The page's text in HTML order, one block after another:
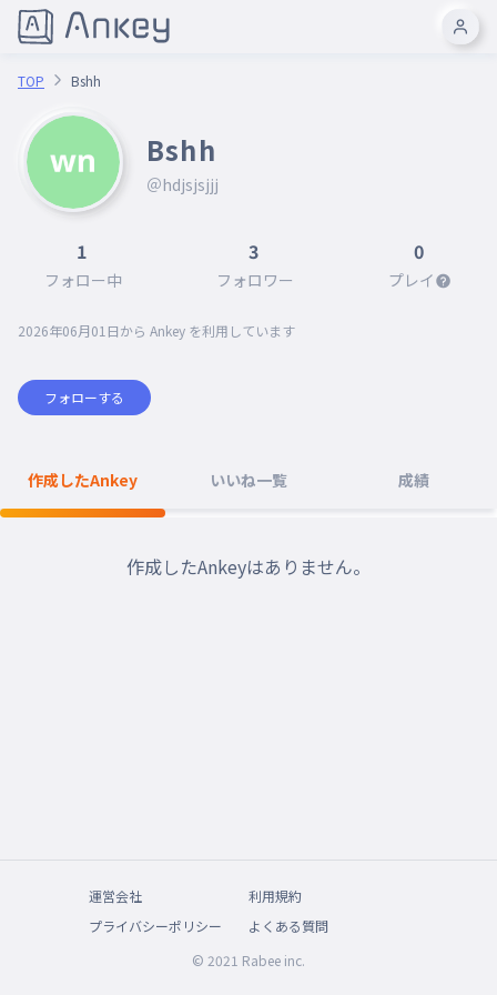
TOP Bshh
Bshh
＠hdjsjsjjj
1
フォロー中
3
フォロワー
0
プレイ
2026年06月01日から Ankey を利用しています
フォローする
作成したAnkey いいね一覧 成績
作成したAnkeyはありません。
運営会社
利用規約
プライバシーポリシー
よくある質問
© 2021 Rabee inc.